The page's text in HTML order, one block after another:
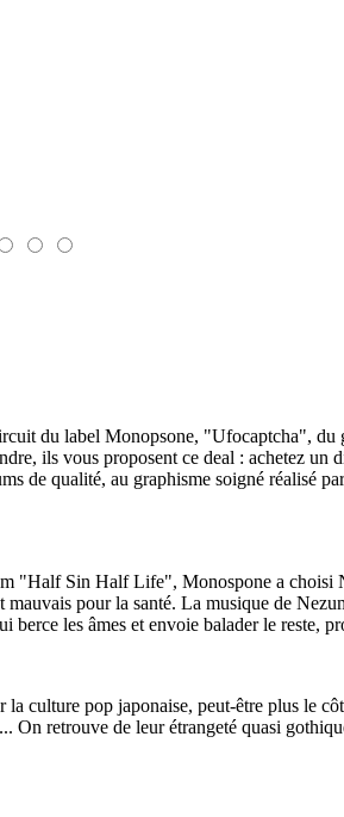
du label Monopsone, "Ufocaptcha",
ils vous proposent ce deal : achetez
de qualité, au graphisme soigné réalisé
"Half Sin Half Life", Monospone a choisi
mauvais pour la santé. La musique de
berce les âmes et envoie balader le reste,
culture pop japonaise, peut-être plus le
On retrouve de leur étrangeté quasi